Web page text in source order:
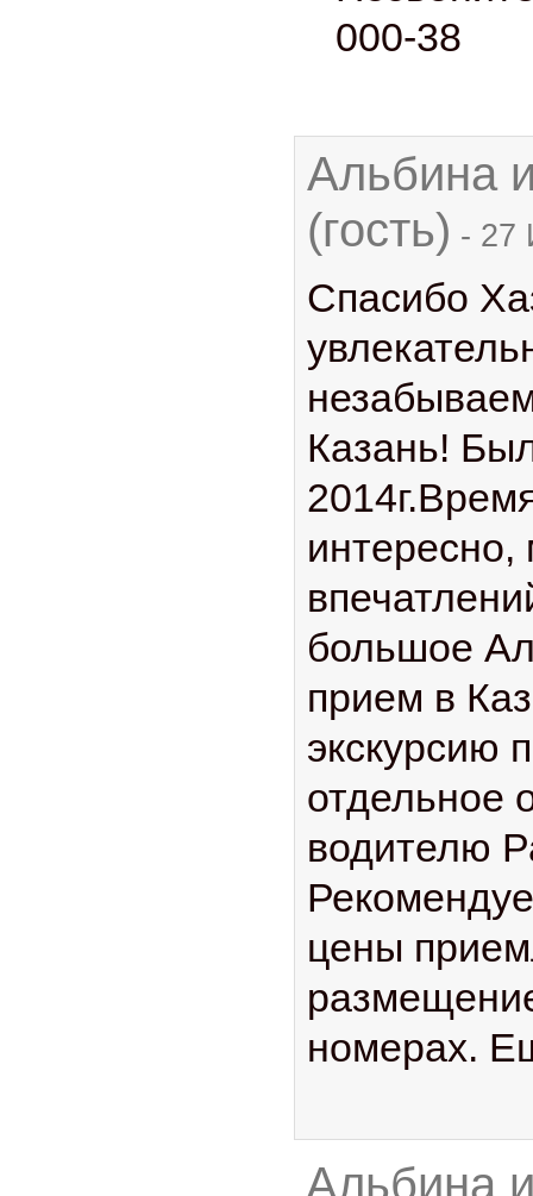
000-38
Альбина
(гость) - 27
Спасибо
Казань!
интересно,
большое
прием в
экскурсию
отдельное
водителю
цены
номерах.
Альбина